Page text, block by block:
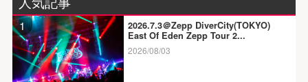
1
2026.7.3＠Zepp DiverCity(TOKYO)
East Of Eden Zepp Tour 2...
2026/08/03